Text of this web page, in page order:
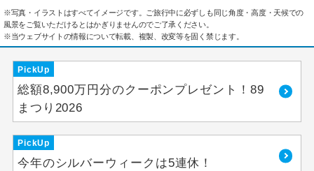
※写真・イラストはすべてイメージです。ご旅行中に必ずしも同じ角度・高度・天候での
風景をご覧いただけるとはかぎりませんのでご了承ください。
※当ウェブサイトの情報について転載、複製、改変等を固く禁じます。
PickUp
総額8,900万円分のクーポンプレゼント！89
まつり2026
PickUp
今年のシルバーウィークは5連休！